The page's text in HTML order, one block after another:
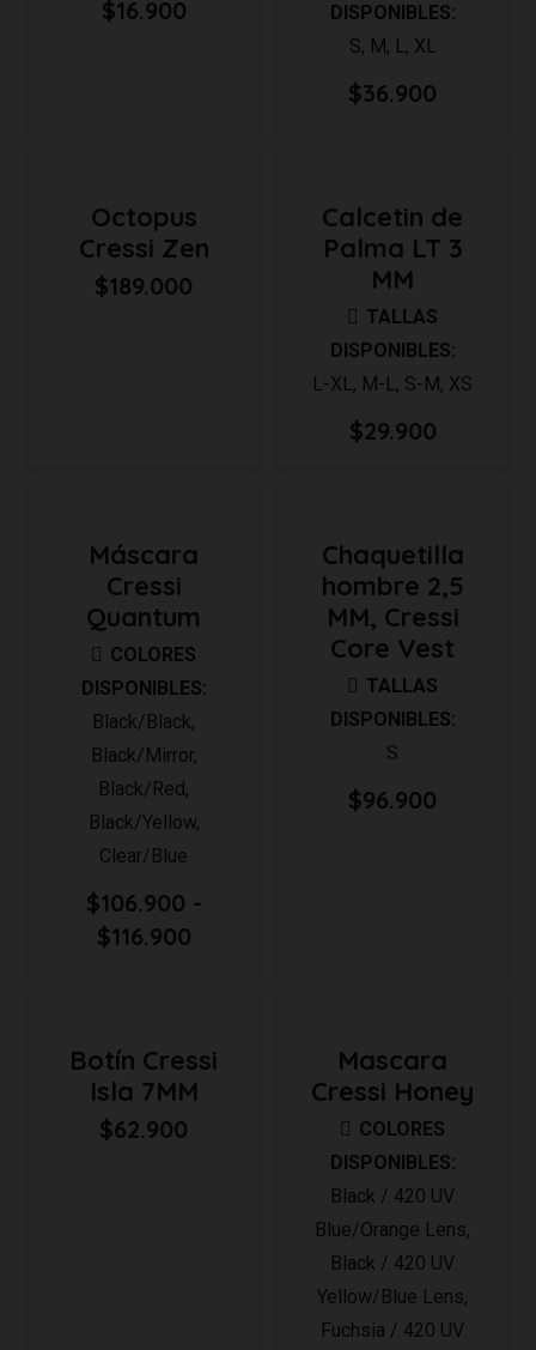
$16.900
DISPONIBLES:
S, M, L , XL
$36.900
Octopus
Cressi Zen
$189.000
Calcetin de
Palma LT 3
MM
TALLAS
DISPONIBLES:
L-XL , M-L , S-M, XS
$29.900
Máscara
Cressi
Quantum
COLORES
DISPONIBLES:
Black/Black,
Black/Mirror,
Black/Red,
Black/Yellow,
Clear/Blue
$106.900 -
$116.900Rango
$106.900
hasta
Chaquetilla
hombre 2,5
MM, Cressi
Core Vest
TALLAS
DISPONIBLES:
S
$96.900
Botín Cressi
Isla 7MM
$62.900
Mascara
Cressi Honey
COLORES
DISPONIBLES:
Black / 420 UV
Blue/Orange Lens,
Black / 420 UV
Yellow/Blue Lens,
Fuchsia / 420 UV